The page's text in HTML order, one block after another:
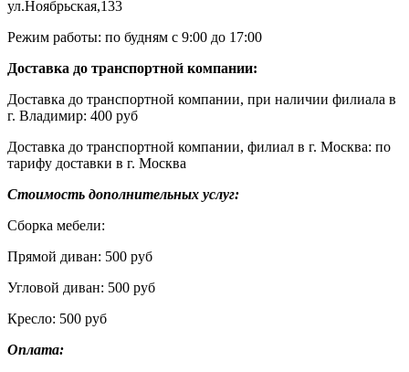
ул.Ноябрьская,133
Режим работы: по будням с 9:00 до 17:00
Доставка до транспортной компании:
Доставка до транспортной компании, при наличии филиала в
г. Владимир: 400 руб
Доставка до транспортной компании, филиал в г. Москва: по
тарифу доставки в г. Москва
Стоимость дополнительных услуг:
Сборка мебели:
Прямой диван: 500 руб
Угловой диван: 500 руб
Кресло: 500 руб
Оплата: